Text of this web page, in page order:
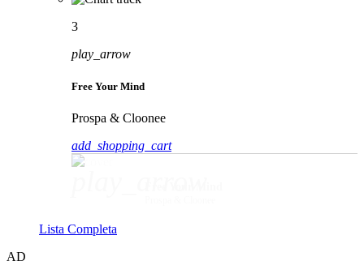
3
play_arrow
Free Your Mind
Prospa & Cloonee
add_shopping_cart
Lista Completa
AD